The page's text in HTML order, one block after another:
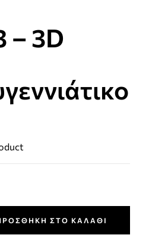
– 3D
ΣΤΟ ΚΑΛΆΘΙ